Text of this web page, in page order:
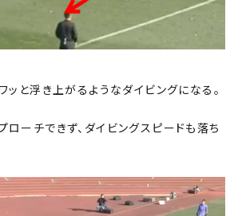
ッと浮き上がるようなダイビングになる。
ーチできず、ダイビングスピードも落ち